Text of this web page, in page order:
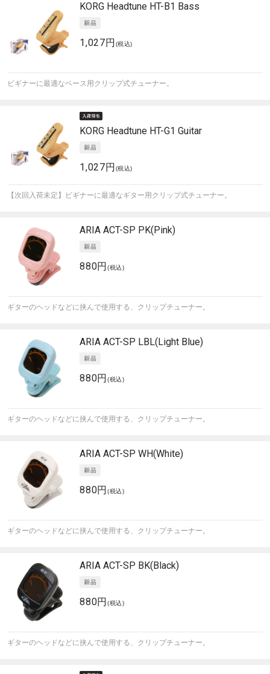
KORG Headtune HT-B1 Bass
1,027円 (税込)
ビギナーに最適なベース用クリップ式チューナー。
KORG Headtune HT-G1 Guitar
1,027円 (税込)
【次回入荷未定】ビギナーに最適なギター用クリップ式チューナー。
ARIA ACT-SP PK(Pink)
880円(税込)
ギターのヘッドなどに挟んで使用する、クリップチューナー。
ARIA ACT-SP LBL(Light Blue)
880円(税込)
ギターのヘッドなどに挟んで使用する、クリップチューナー。
ARIA ACT-SP WH(White)
880円(税込)
ギターのヘッドなどに挟んで使用する、クリップチューナー。
ARIA ACT-SP BK(Black)
880円(税込)
ギターのヘッドなどに挟んで使用する、クリップチューナー。